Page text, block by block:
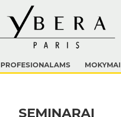
PROFESIONALAMS MOKYMAI
SEMINARAI